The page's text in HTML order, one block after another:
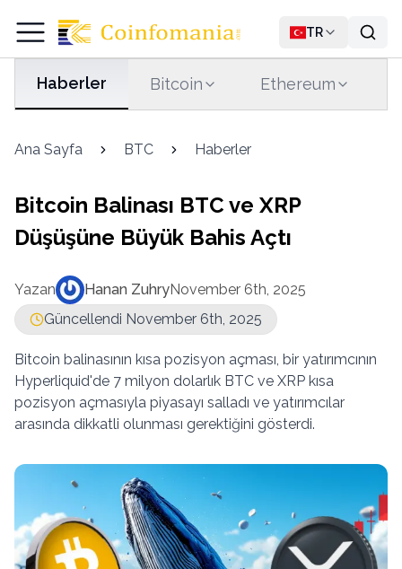
TR
Haberler Bitcoin Ethereum
Ana Sayfa BTC Haberler
Bitcoin Balinası BTC ve XRP
Düşüşüne Büyük Bahis Açtı
Yazan Hanan ZuhryNovember 6th, 2025
Güncellendi November 6th, 2025
Bitcoin balinasının kısa pozisyon açması, bir yatırımcının
Hyperliquid'de 7 milyon dolarlık BTC ve XRP kısa
pozisyon açmasıyla piyasayı salladı ve yatırımcılar
arasında dikkatli olunması gerektiğini gösterdi.